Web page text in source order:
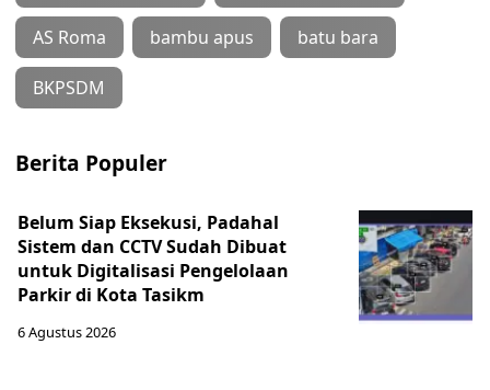
AS Roma bambu apus batu bara
BKPSDM
Berita Populer
Belum Siap Eksekusi, Padahal
Sistem dan CCTV Sudah Dibuat
untuk Digitalisasi Pengelolaan
Parkir di Kota Tasikm
6 Agustus 2026